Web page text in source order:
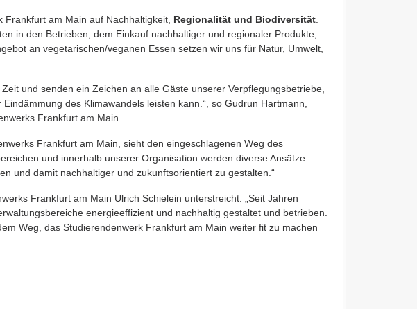
am Main auf Nachhaltigkeit, Regionalität und Biodiversität
in den Betrieben, dem Einkauf nachhaltiger und regionaler Produkte,
an vegetarischen/veganen Essen setzen wir uns für Natur, Umwelt,
und senden ein Zeichen an alle Gäste unserer Verpflegungsbetriebe,
des Klimawandels leisten kann.“, so Gudrun Hartmann,
Frankfurt am Main.
Frankfurt am Main, sieht den eingeschlagenen Weg des
und innerhalb unserer Organisation werden diverse Ansätze
und damit nachhaltiger und zukunftsorientiert zu gestalten.“
Frankfurt am Main Ulrich Schielein unterstreicht: „Seit Jahren
energieeffizient und nachhaltig gestaltet und betrieben.
Weg, das Studierendenwerk Frankfurt am Main weiter fit zu machen